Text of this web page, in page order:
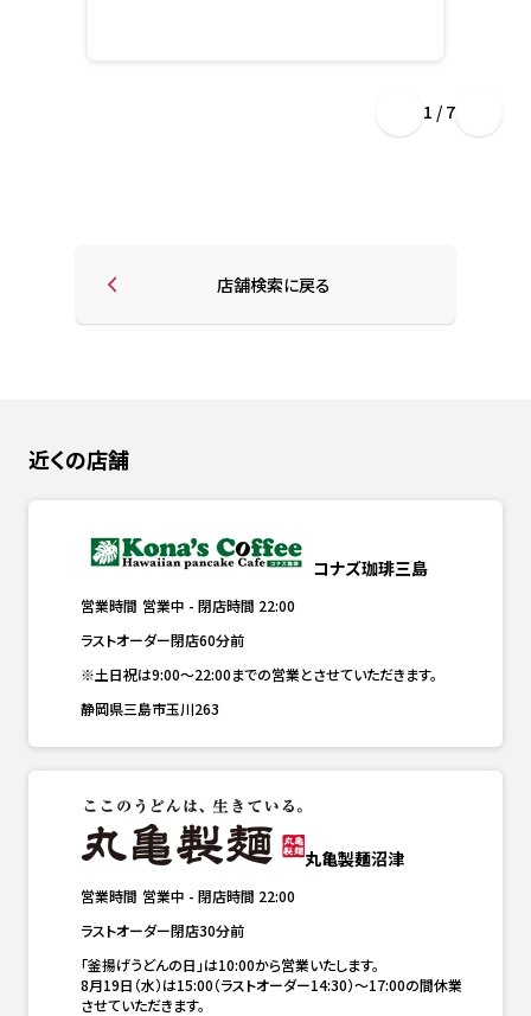
1 / 7
店舗検索に戻る
近くの店舗
コナズ珈琲三島
営業時間 営業中 - 閉店時間 22:00
ラストオーダー閉店60分前
※土日祝は9:00～22:00までの営業とさせていただきます。
静岡県三島市玉川263
丸亀製麺沼津
営業時間 営業中 - 閉店時間 22:00
ラストオーダー閉店30分前
「釜揚げうどんの日」は10:00から営業いたします。
8月19日（水）は15:00（ラストオーダー14:30）～17:00の間休業
させていただきます。